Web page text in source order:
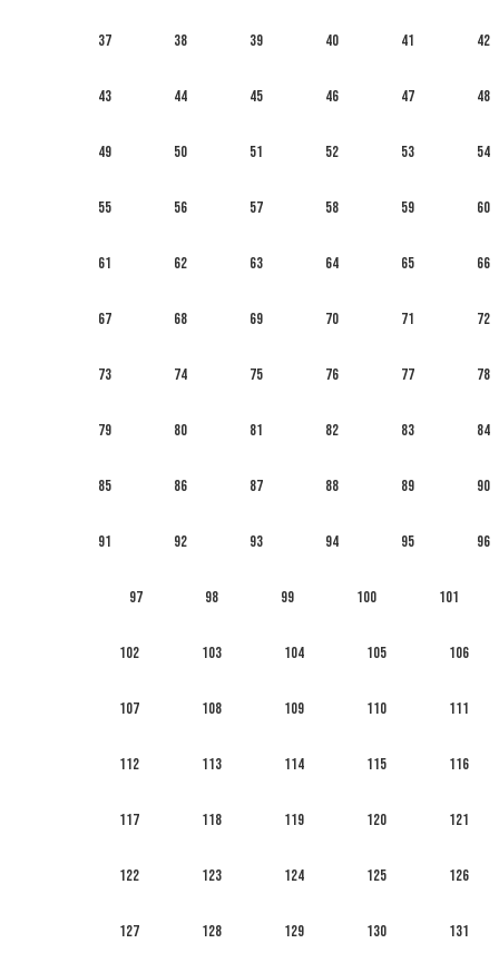
37 38 39 40 41 42
43 44 45 46 47 48
49 50 51 52 53 54
55 56 57 58 59 60
61 62 63 64 65 66
67 68 69 70 71 72
73 74 75 76 77 78
79 80 81 82 83 84
85 86 87 88 89 90
91 92 93 94 95 96
97 98 99 100 101
102 103 104 105 106
107 108 109 110 111
112 113 114 115 116
117 118 119 120 121
122 123 124 125 126
127 128 129 130 131